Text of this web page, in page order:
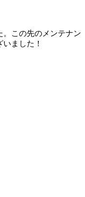
この先のメンテナン
ました！